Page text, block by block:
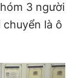
3 người
là ô